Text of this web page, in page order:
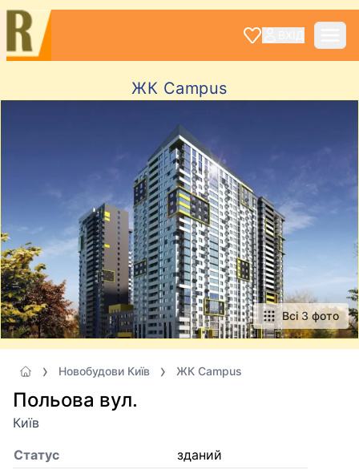
ЖК Campus
Всі 3 фото
Новобудови Київ ЖК Campus
Польова вул.
Київ
Статус
зданий